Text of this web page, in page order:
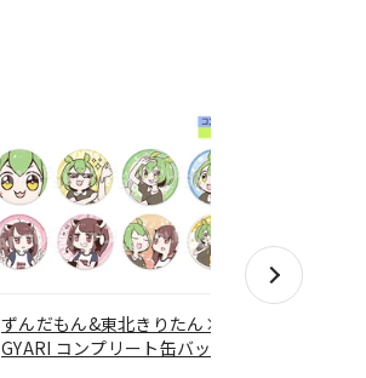
ずんだもん&東北きりたん×
GYARI コンプリート缶バッジ